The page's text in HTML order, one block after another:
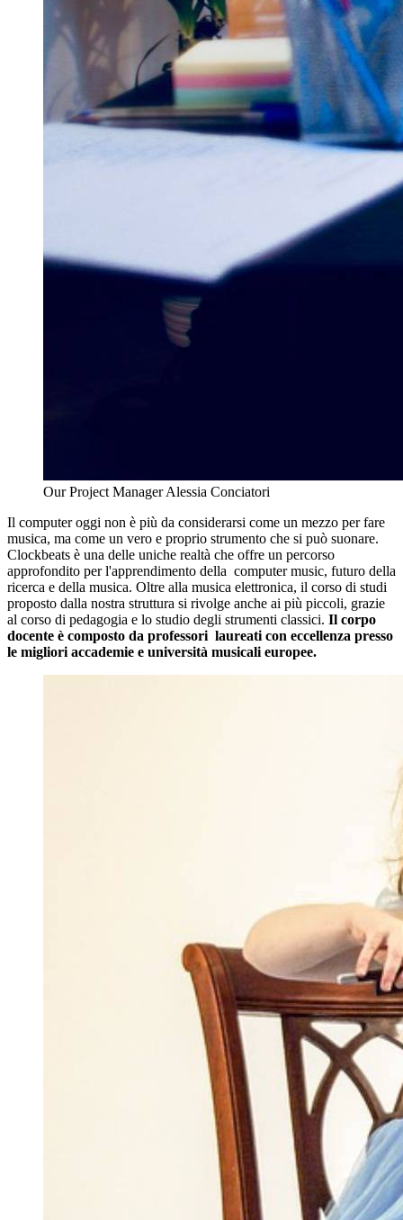
Our Project Manager Alessia Conciatori
Il computer oggi non è più da considerarsi come un mezzo per fare
musica, ma come un vero e proprio strumento che si può suonare.
Clockbeats è una delle uniche realtà che offre un percorso
approfondito per l'apprendimento della computer music, futuro della
ricerca e della musica. Oltre alla musica elettronica, il corso di studi
proposto dalla nostra struttura si rivolge anche ai più piccoli, grazie
al corso di pedagogia e lo studio degli strumenti classici. Il corpo
docente è composto da professori laureati con eccellenza presso
le migliori accademie e università musicali europee.